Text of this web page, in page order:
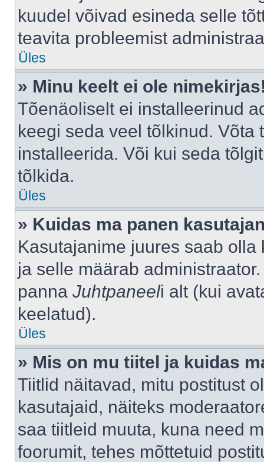
kuudel võivad esineda selle
teavita probleemist
Üles
» Minu keelt ei ole
Tõenäoliselt ei installeerinud
keegi seda veel tõlkinud.
installeerida. Või kui seda
tõlkida.
Üles
» Kuidas ma panen
Kasutajanime juures saab
ja selle määrab
panna Juhtpaneeli alt (kui
keelatud).
Üles
» Mis on mu tiitel ja kuidas
Tiitlid näitavad, mitu postitust
kasutajaid, näiteks
saa tiitleid muuta, kuna need
foorumit, tehes mõttetuid